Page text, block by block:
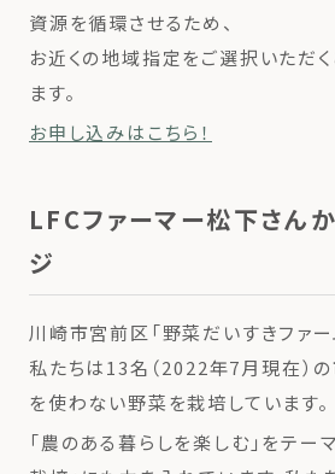
資源を循環させるため、
お近くの地域指定をご選択いただ
ます。
お申し込みはこちら！
LFCファーマー松下さん
ジ
川崎市宮前区「野菜だいすきファー
私たちは13名（2022年7月現在）
を使わない野菜を栽培しています。
「農のある暮らしを楽しむ」をテー